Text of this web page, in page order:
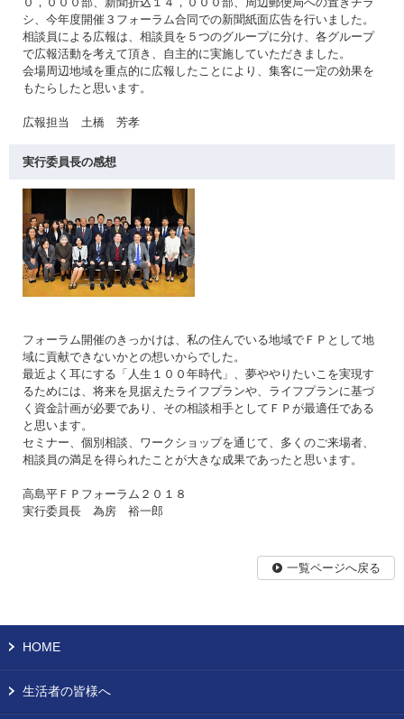
シ、今年度開催３フォーラム合同での新聞紙面広告を行いました。
相談員による広報は、相談員を５つのグループに分け、各グループ
で広報活動を考えて頂き、自主的に実施していただきました。
会場周辺地域を重点的に広報したことにより、集客に一定の効果を
もたらしたと思います。
広報担当 土橋 芳孝
実行委員長の感想
フォーラム開催のきっかけは、私の住んでいる地域でＦＰとして地
域に貢献できないかとの想いからでした。
最近よく耳にする「人生１００年時代」、夢ややりたいこを実現す
るためには、将来を見据えたライフプランや、ライフプランに基づ
く資金計画が必要であり、その相談相手としてＦＰが最適任である
と思います。
セミナー、個別相談、ワークショップを通じて、多くのご来場者、
相談員の満足を得られたことが大きな成果であったと思います。
高島平ＦＰフォーラム２０１８
実行委員長 為房 裕一郎
一覧ページへ戻る
HOME
生活者の皆様へ